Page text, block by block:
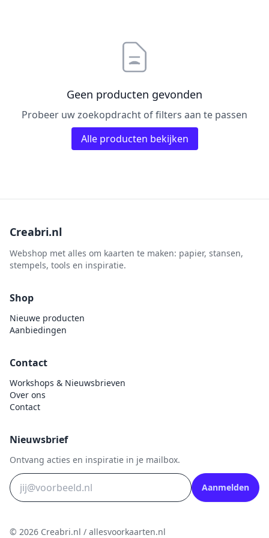
Snijmallen
Sparkles
Speciaalpapier
Te Gekke Krijtjes
Trowback
Uitdrukvellen
Finger Wax
Potloden
Workshop
Dotty Design
Dress My Craft
Dutch Doobadoo
Gemini
Hobby Art
Hobbyjournaal
Jalekro
Jeanines Art
JeJe
Juffrouw Muis
Lapland knipvel
Lavinia
Lisa Horton - Crafts
Linnenkarton - basis
Oplegkaartjes
pasta
Rubber stempels
Shiny details
Specialties
Tijdschrift
Tools
Washi - tape
Geen producten gevonden
Probeer uw zoekopdracht of filters aan te passen
Alle producten bekijken
Creabri.nl
Webshop met alles om kaarten te maken: papier, stansen,
stempels, tools en inspiratie.
Shop
Nieuwe producten
Aanbiedingen
Contact
Workshops & Nieuwsbrieven
Over ons
Contact
Nieuwsbrief
Ontvang acties en inspiratie in je mailbox.
Aanmelden
© 2026 Creabri.nl / allesvoorkaarten.nl